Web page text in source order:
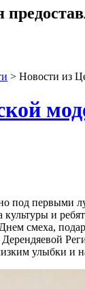
> Новости из
под первыми
культуры и
смеха,
Дерендяевой
улыбки и